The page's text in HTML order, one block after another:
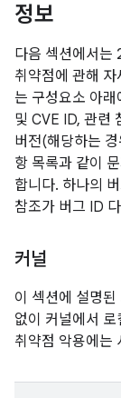
정보
다음 섹션에서
취약점에 관해
는 구성요소 아
및 CVE ID, 관련
버전(해당하는
항 목록과 같이
합니다. 하나의
참조가 버그 ID
커널
이 섹션에 설명
없이 커널에서
취약점 악용에는